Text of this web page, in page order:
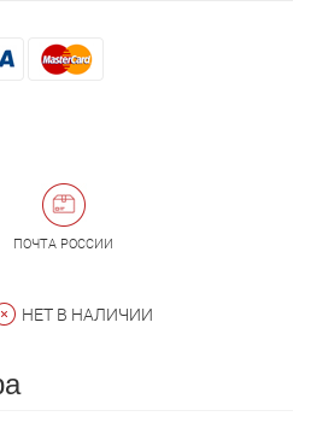
ПОЧТА РОССИИ
НЕТ В НАЛИЧИИ